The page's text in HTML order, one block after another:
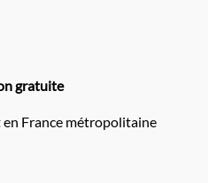
gratuite
France métropolitaine